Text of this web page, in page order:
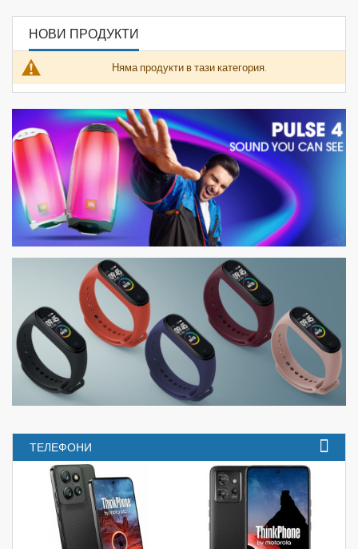
НОВИ ПРОДУКТИ
Няма продукти в тази категория.
ТЕЛЕФОНИ